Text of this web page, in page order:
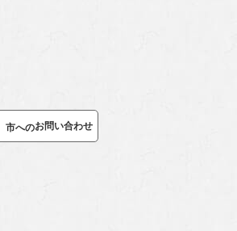
市へのお問い合わせ